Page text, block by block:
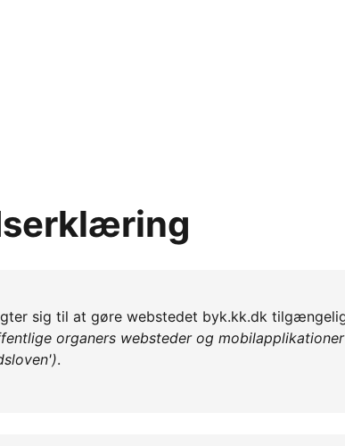
sig til at gøre webstedet byk.kk.dk
organers websteder og mobilapplikationer
.